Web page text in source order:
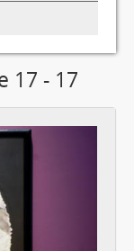
17 - 17